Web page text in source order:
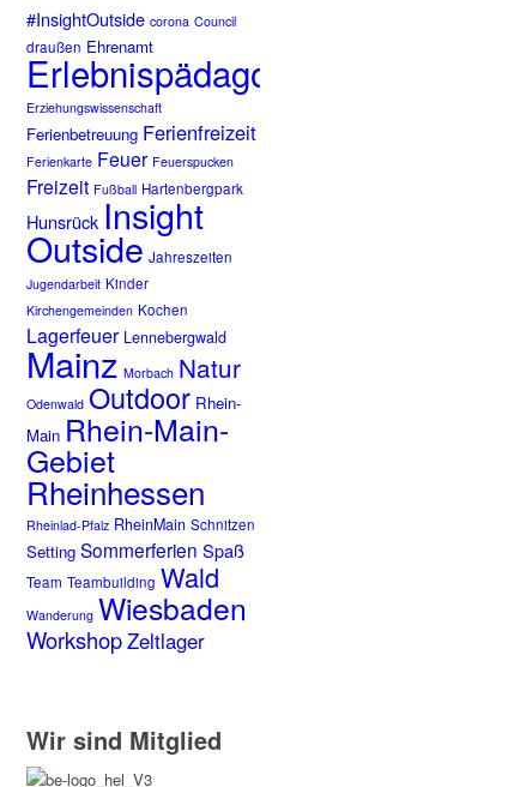
#InsightOutside corona Council
draußen Ehrenamt
Erlebnispädagogik
Erziehungswissenschaft
Ferienbetreuung Ferienfreizeit
Ferienkarte Feuer Feuerspucken
Freizeit Fußball Hartenbergpark
Hunsrück Insight
Outside Jahreszeiten
Jugendarbeit Kinder
Kirchengemeinden Kochen
Lagerfeuer Lennebergwald
Mainz Morbach Natur
Odenwald Outdoor Rhein-
Main Rhein-Main-
Gebiet
Rheinhessen
Rheinlad-Pfalz RheinMain Schnitzen
Setting Sommerferien Spaß
Team Teambuilding Wald
Wanderung Wiesbaden
WorkshopZeltlager
Wir sind Mitglied